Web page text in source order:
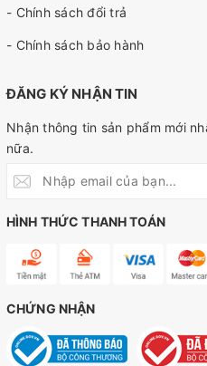
- Chính sách đổi trả
- Chính sách bảo hành
ĐĂNG KÝ NHẬN TIN
Nhận thông tin sản phẩm mới
nữa.
HÌNH THỨC THANH TOÁN
CHỨNG NHẬN